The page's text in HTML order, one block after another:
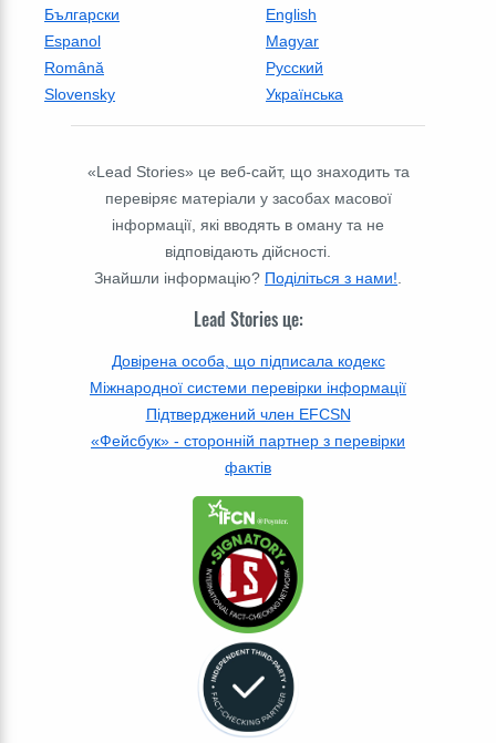
Български
English
Espanol
Magyar
Română
Русский
Slovensky
Українська
«Lead Stories» це веб-сайт, що знаходить та
перевіряє матеріали у засобах масової
інформації, які вводять в оману та не
відповідають дійсності.
Знайшли інформацію? Поділіться з нами!.
Lead Stories це:
Довірена особа, що підписала кодекс
Міжнародної системи перевірки інформації
Підтверджений член EFCSN
«Фейсбук» - сторонній партнер з перевірки
фактів